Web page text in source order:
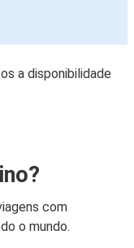
a disponibilidade
com
o mundo.